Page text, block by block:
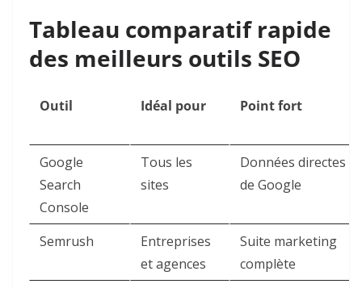
Tableau comparatif rapide
des meilleurs outils SEO
Outil Idéal pour Point fort
Google
Search
Console
Tous les
sites
Données directes
de Google
Semrush
Entreprises
et agences
Suite marketing
complète